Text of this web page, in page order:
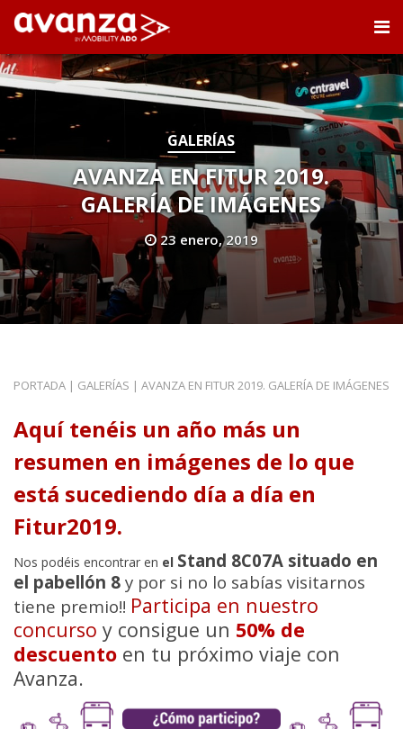
GALERÍAS
AVANZA EN FITUR 2019.
GALERÍA DE IMÁGENES
23 enero, 2019
PORTADA | GALERÍAS | AVANZA EN FITUR 2019. GALERÍA DE IMÁGENES
Aquí tenéis un año más un
resumen en imágenes de lo que
está sucediendo día a día en
Fitur2019.
Nos podéis encontrar en el Stand 8C07A situado en
el pabellón 8 y por si no lo sabías visitarnos
tiene premio!! Participa en nuestro
concurso y consigue un 50% de
descuento en tu próximo viaje con
Avanza.